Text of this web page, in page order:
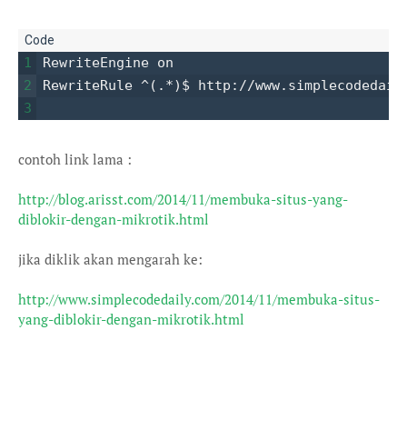
1
2
3
RewriteEngine on
contoh link lama :
http://blog.arisst.com/2014/11/membuka-situs-yang-
diblokir-dengan-mikrotik.html
jika diklik akan mengarah ke:
http://www.simplecodedaily.com/2014/11/membuka-situs-
yang-diblokir-dengan-mikrotik.html